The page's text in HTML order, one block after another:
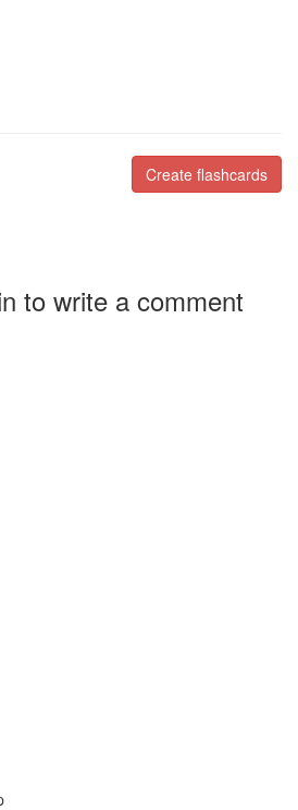
Create flashcards
to write a comment